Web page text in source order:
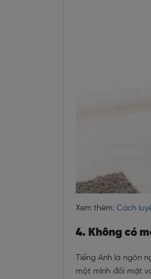
Xem thêm: Cách
4. Không có
Tiếng Anh là ngôn
một mình đối mặt